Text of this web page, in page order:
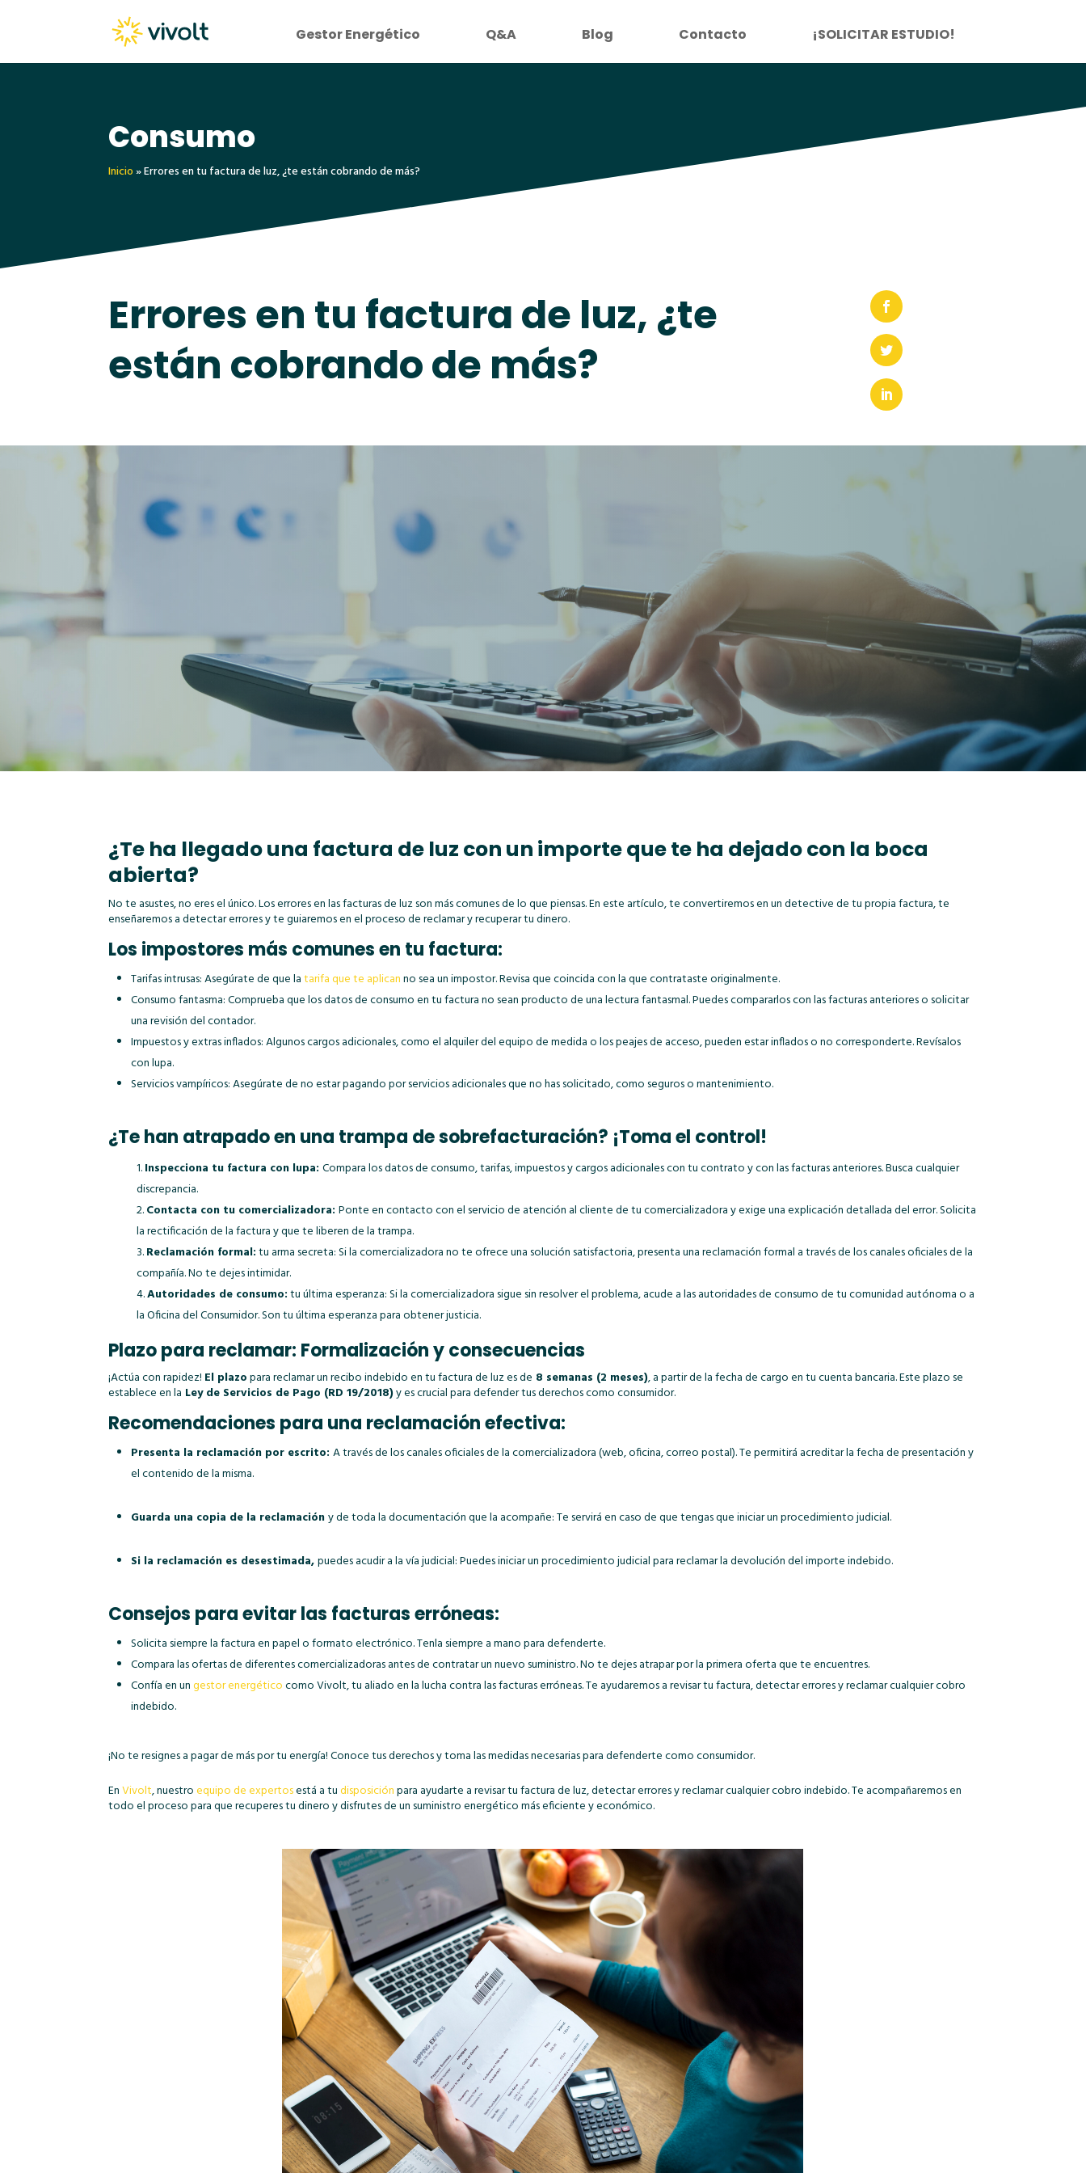
Gestor Energético Q&A Blog Contacto ¡SOLICITAR ESTUDIO!
Consumo
Inicio»Errores en tu factura de luz, ¿te están cobrando de más?
Errores en tu factura de luz, ¿te
están cobrando de más?
¿Te ha llegado una factura de luz con un importe que te ha dejado con la boca
abierta?
No te asustes, no eres el único. Los errores en las facturas de luz son más comunes de lo que piensas. En este artículo, te convertiremos en un detective de tu propia factura, te
enseñaremos a detectar errores y te guiaremos en el proceso de reclamar y recuperar tu dinero.
Los impostores más comunes en tu factura:
Tarifas intrusas: Asegúrate de que latarifa que te aplicanno sea un impostor. Revisa que coincida con la que contrataste originalmente.
Consumo fantasma: Comprueba que los datos de consumo en tu factura no sean producto de una lectura fantasmal. Puedes compararlos con las facturas anteriores o solicitar
una revisión del contador.
Impuestos y extras inflados: Algunos cargos adicionales, como el alquiler del equipo de medida o los peajes de acceso, pueden estar inflados o no corresponderte. Revísalos
con lupa.
Servicios vampíricos: Asegúrate de no estar pagando por servicios adicionales que no has solicitado, como seguros o mantenimiento.
¿Te han atrapado en una trampa de sobrefacturación? ¡Toma el control!
Inspecciona tu factura con lupa:Compara los datos de consumo, tarifas, impuestos y cargos adicionales con tu contrato y con las facturas anteriores. Busca cualquier
discrepancia.
Contacta con tu comercializadora:Ponte en contacto con el servicio de atención al cliente de tu comercializadora y exige una explicación detallada del error. Solicita
la rectificación de la factura y que te liberen de la trampa.
Reclamación formal:tu arma secreta: Si la comercializadora no te ofrece una solución satisfactoria, presenta una reclamación formal a través de los canales oficiales de la
compañía. No te dejes intimidar.
Autoridades de consumo:tu última esperanza: Si la comercializadora sigue sin resolver el problema, acude a las autoridades de consumo de tu comunidad autónoma o a
la Oficina del Consumidor. Son tu última esperanza para obtener justicia.
Plazo para reclamar: Formalización y consecuencias
¡Actúa con rapidez! El plazopara reclamar un recibo indebido en tu factura de luz es de 8 semanas (2 meses), a partir de la fecha de cargo en tu cuenta bancaria. Este plazo se
establece en la Ley de Servicios de Pago (RD 19/2018)y es crucial para defender tus derechos como consumidor.
Recomendaciones para una reclamación efectiva:
Presenta la reclamación por escrito:A través de los canales oficiales de la comercializadora (web, oficina, correo postal). Te permitirá acreditar la fecha de presentación y
el contenido de la misma.
Guarda una copia de la reclamacióny de toda la documentación que la acompañe: Te servirá en caso de que tengas que iniciar un procedimiento judicial.
Si la reclamación es desestimada,puedes acudir a la vía judicial: Puedes iniciar un procedimiento judicial para reclamar la devolución del importe indebido.
Consejos para evitar las facturas erróneas:
Solicita siempre la factura en papel o formato electrónico. Tenla siempre a mano para defenderte.
Compara las ofertas de diferentes comercializadoras antes de contratar un nuevo suministro. No te dejes atrapar por la primera oferta que te encuentres.
Confía en ungestor energéticocomo Vivolt, tu aliado en la lucha contra las facturas erróneas. Te ayudaremos a revisar tu factura, detectar errores y reclamar cualquier cobro
indebido.
¡No te resignes a pagar de más por tu energía! Conoce tus derechos y toma las medidas necesarias para defenderte como consumidor.
EnVivolt, nuestroequipo de expertosestá a tudisposiciónpara ayudarte a revisar tu factura de luz, detectar errores y reclamar cualquier cobro indebido. Te acompañaremos en
todo el proceso para que recuperes tu dinero y disfrutes de un suministro energético más eficiente y económico.